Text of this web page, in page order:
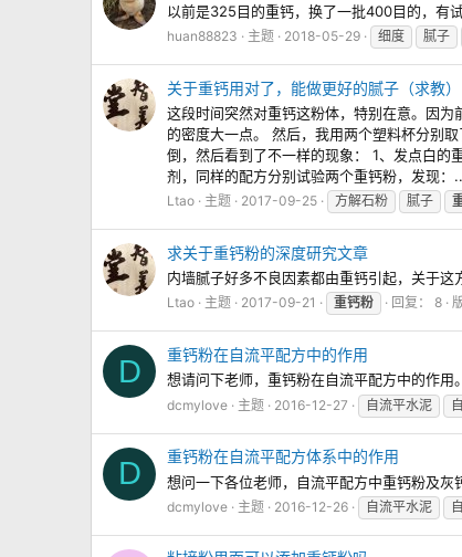
以前是325目的重钙，换了一批400目的，有
huan88823 主题 2018-05-29 细度 腻子
关于重钙用对了，能做更好的腻子（求教）
这段时间突然对重钙这粉体，特别在意。因
的密度大一点。 然后，我用两个塑料杯分别
倒，然后看到了不一样的现象： 1、发点白的
剂，同样的配方分别试验两个重钙粉，发现：
Ltao 主题 2017-09-25 方解石粉 腻子
求关于重钙粉的深度研究文章
内墙腻子好多不良因素都由重钙引起，关于这
Ltao 主题 2017-09-21 重钙粉 回复： 8
D 重钙粉在自流平配方中的作用
想请问下老师，重钙粉在自流平配方中的作用。
dcmylove 主题 2016-12-27 自流平水泥
D 重钙粉在自流平配方体系中的作用
想问一下各位老师，自流平配方中重钙粉及灰
dcmylove 主题 2016-12-26 自流平水泥